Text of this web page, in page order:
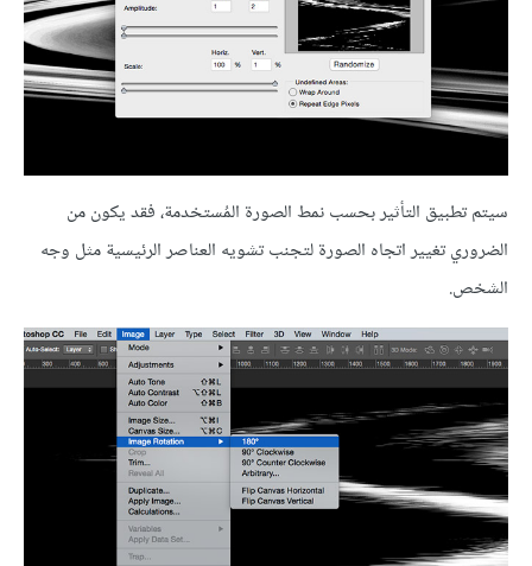
سيتم تطبيق التأثير بحسب نمط الصورة المُستخدمة، فقد يكون من
الضروري تغيير اتجاه الصورة لتجنب تشويه العناصر الرئيسية مثل وجه
الشخص.